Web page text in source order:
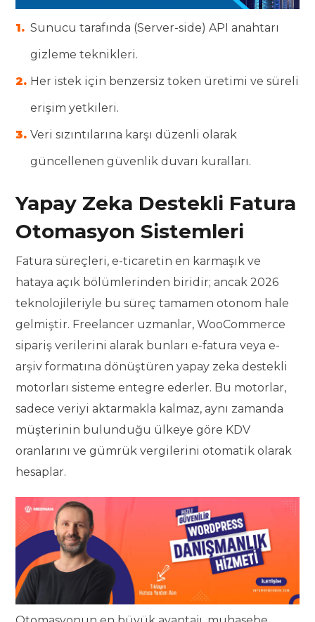
Sunucu tarafında (Server-side) API anahtarı
gizleme teknikleri.
Her istek için benzersiz token üretimi ve süreli
erişim yetkileri.
Veri sızıntılarına karşı düzenli olarak
güncellenen güvenlik duvarı kuralları.
Yapay Zeka Destekli Fatura
Otomasyon Sistemleri
Fatura süreçleri, e-ticaretin en karmaşık ve
hataya açık bölümlerinden biridir; ancak 2026
teknolojileriyle bu süreç tamamen otonom hale
gelmiştir. Freelancer uzmanlar, WooCommerce
sipariş verilerini alarak bunları e-fatura veya e-
arşiv formatına dönüştüren yapay zeka destekli
motorları sisteme entegre ederler. Bu motorlar,
sadece veriyi aktarmakla kalmaz, aynı zamanda
müşterinin bulunduğu ülkeye göre KDV
oranlarını ve gümrük vergilerini otomatik olarak
hesaplar.